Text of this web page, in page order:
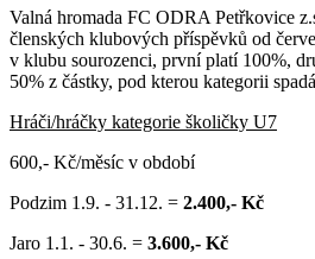
Valná hromada FC ODRA Petřkovice
členských klubových příspěvků od
v klubu sourozenci, první platí 100%,
50% z částky, pod kterou kategorii
Hráči/hráčky kategorie školičky U7
600,- Kč/měsíc v období
Podzim 1.9. - 31.12. = 2.400,- Kč
Jaro 1.1. - 30.6. = 3.600,- Kč